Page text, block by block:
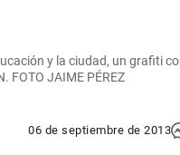
y la ciudad, un grafiti
FOTO JAIME PÉREZ
06 de septiembre de 2013